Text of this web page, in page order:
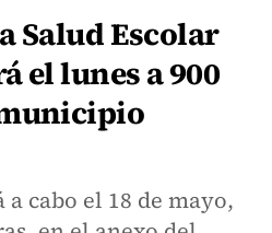
Salud Escolar
el lunes a 900
cabo el 18 de mayo,